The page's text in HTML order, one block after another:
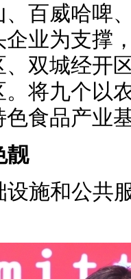
百威哈啤
业为支撑
、双城经开
将九个以
色食品产业
靓
设施和公共